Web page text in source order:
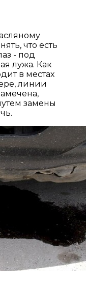
что есть
- под
лужа. Как
в местах
линии
замены